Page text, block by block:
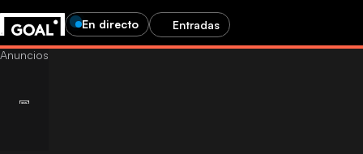
En directo Entradas